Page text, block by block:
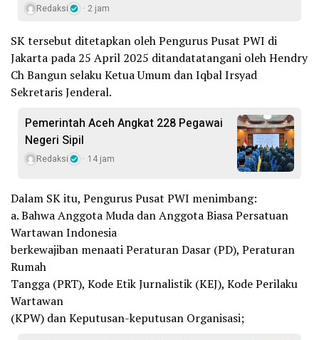
Redaksi 2 jam
SK tersebut ditetapkan oleh Pengurus Pusat PWI di
Jakarta pada 25 April 2025 ditandatatangani oleh Hendry
Ch Bangun selaku Ketua Umum dan Iqbal Irsyad
Sekretaris Jenderal.
Pemerintah Aceh Angkat 228 Pegawai
Negeri Sipil
Redaksi 14 jam
Dalam SK itu, Pengurus Pusat PWI menimbang:
a. Bahwa Anggota Muda dan Anggota Biasa Persatuan
Wartawan Indonesia
berkewajiban menaati Peraturan Dasar (PD), Peraturan
Rumah
Tangga (PRT), Kode Etik Jurnalistik (KEJ), Kode Perilaku
Wartawan
(KPW) dan Keputusan-keputusan Organisasi;